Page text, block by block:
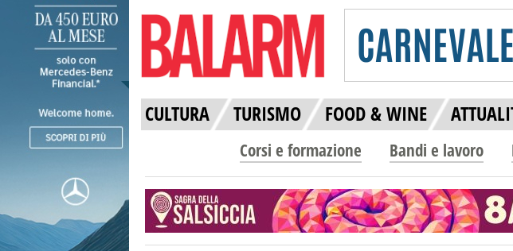
CULTURA TURISMO FOOD & WINE
Corsi e formazione Bandi e lavoro